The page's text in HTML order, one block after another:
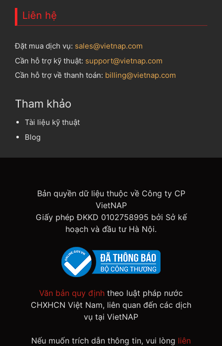
Liên hệ
Đặt mua dịch vụ: sales@vietnap.com
Cần hỗ trợ kỹ thuật: support@vietnap.com
Cần hỗ trợ về thanh toán: billing@vietnap.com
Tham khảo
Tài liệu kỹ thuật
Blog
Bản quyền dữ liệu thuộc về Công ty CP
VietNAP
Giấy phép ĐKKD 0102758995 bởi Sở kế
hoạch và đầu tư Hà Nội.
Văn bản quy định theo luật pháp nước
CHXHCN Việt Nam, liên quan đến các dịch
vụ tại VietNAP
Nếu muốn trích dẫn thông tin, vui lòng liên